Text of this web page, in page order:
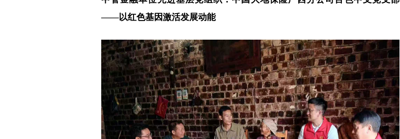
——以红色基因激活发展动能